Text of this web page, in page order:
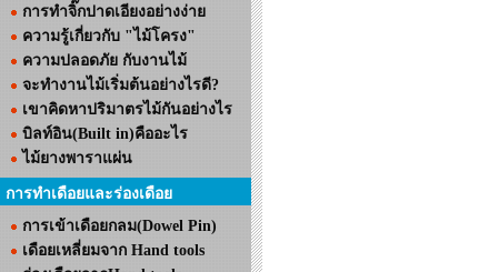
การทำจิ๊กปาดเอียงอย่างง่าย
ความรู้เกี่ยวกับ "ไม้โครง"
ความปลอดภัย กับงานไม้
จะทำงานไม้เริ่มต้นอย่างไรดี?
เขาคิดหาปริมาตรไม้กันอย่างไร
บิลท์อิน(Built in)คืออะไร
ไม้ยางพาราแผ่น
การทำเดือยและร่องเดือย
การเข้าเดือยกลม(Dowel Pin)
เดือยเหลี่ยมจาก Hand tools